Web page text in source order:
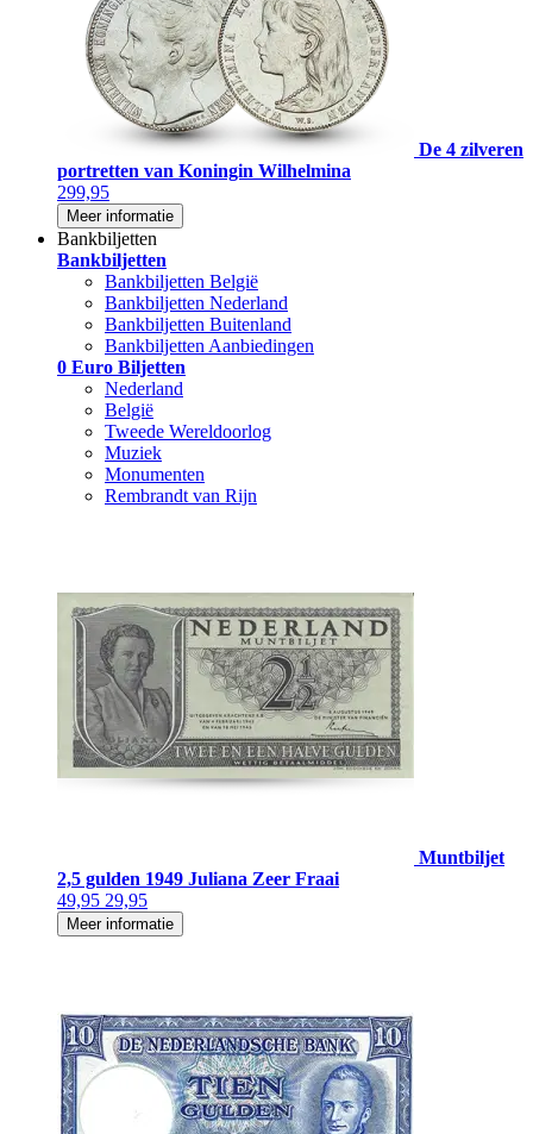
De 4 zilveren
portretten van Koningin Wilhelmina
299,95
Meer informatie
Bankbiljetten
Bankbiljetten
Bankbiljetten België
Bankbiljetten Nederland
Bankbiljetten Buitenland
Bankbiljetten Aanbiedingen
0 Euro Biljetten
Nederland
België
Tweede Wereldoorlog
Muziek
Monumenten
Rembrandt van Rijn
Muntbiljet
2,5 gulden 1949 Juliana Zeer Fraai
49,95 29,95
Meer informatie